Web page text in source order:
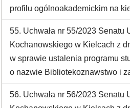
profilu ogólnoakademickim na
55. Uchwała nr 55/2023 Senatu
Kochanowskiego w Kielcach z
w sprawie ustalenia programu
o nazwie Bibliotekoznawstwo i
56. Uchwała nr 56/2023 Senatu